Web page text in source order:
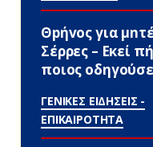
Θpήvος για
Σέρρες – Εκεί
ποιος οδηγούσε
ΓΕΝΙΚΕΣ ΕΙΔΗΣΕΙΣ -
ΕΠΙΚΑΙΡΟΤΗΤΑ